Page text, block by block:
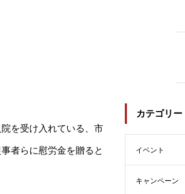
を受け入れている、市
者らに慰労金を贈ると
カテゴリー
イベント
キャンペーン